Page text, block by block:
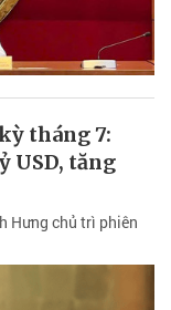
tháng 7:
USD, tăng
Hưng chủ trì phiên